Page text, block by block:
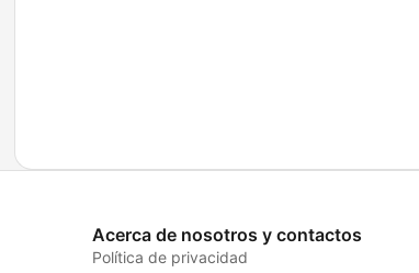
Acerca de nosotros y contactos
Política de privacidad